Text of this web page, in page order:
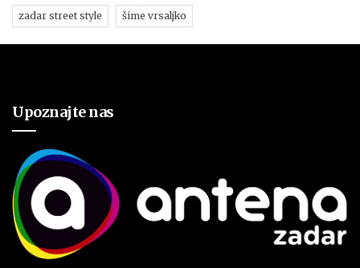
zadar street style šime vrsaljko
Upoznajte nas